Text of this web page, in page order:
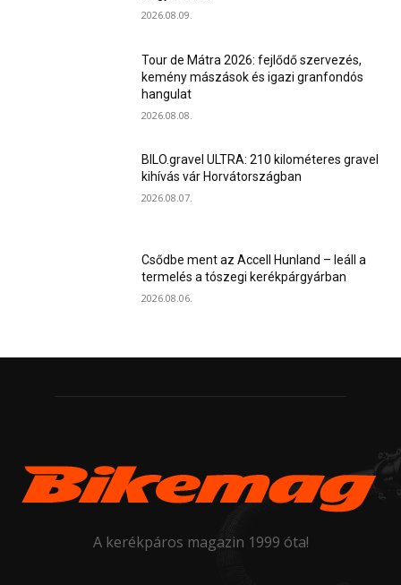
2026.08.09.
Tour de Mátra 2026: fejlődő szervezés,
kemény mászások és igazi granfondós
hangulat
2026.08.08.
BILO.gravel ULTRA: 210 kilométeres gravel
kihívás vár Horvátországban
2026.08.07.
Csődbe ment az Accell Hunland – leáll a
termelés a tószegi kerékpárgyárban
2026.08.06.
A kerékpáros magazin 1999 óta!